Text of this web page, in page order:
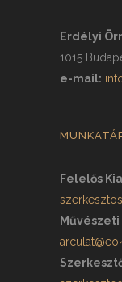
Erdélyi
1015
e-mail:
Felelős